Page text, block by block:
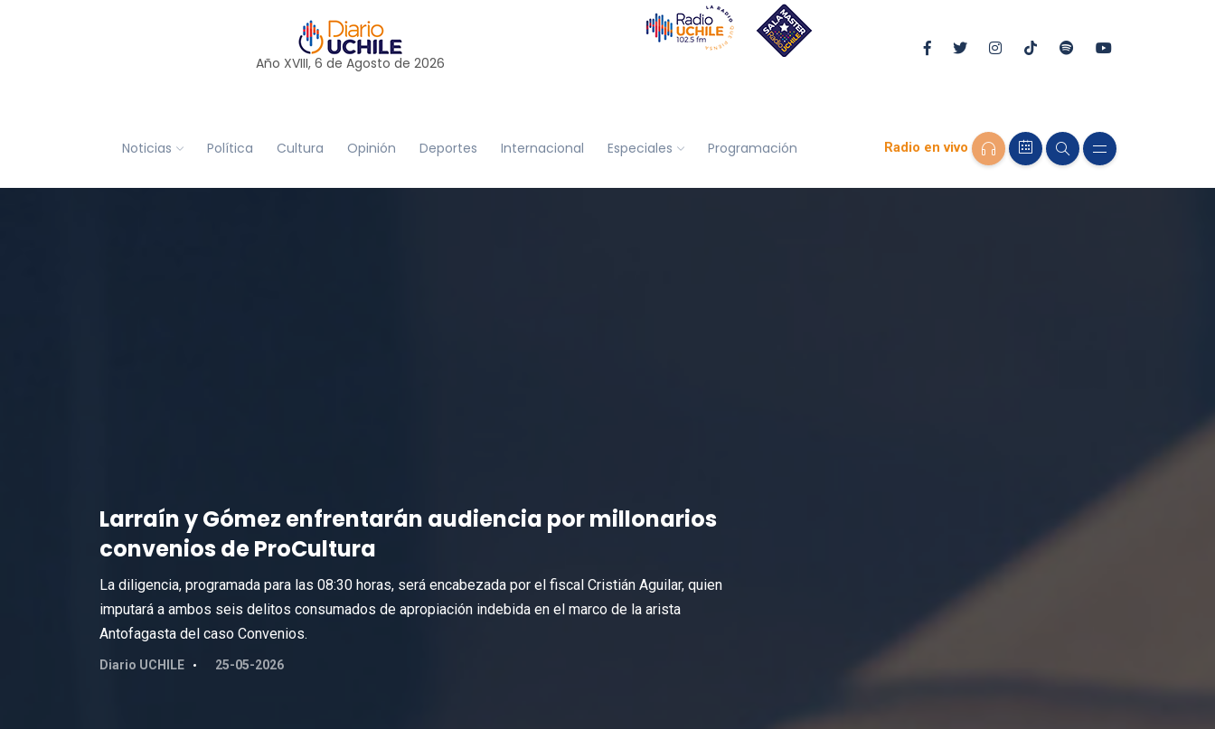
Año XVIII, 6 de Agosto de 2026
Noticias Política Cultura Opinión Deportes Internacional Especiales Programación Radio en vivo
Larraín y Gómez enfrentarán audiencia por millonarios
convenios de ProCultura
La diligencia, programada para las 08:30 horas, será encabezada por el fiscal Cristián Aguilar, quien
imputará a ambos seis delitos consumados de apropiación indebida en el marco de la arista
Antofagasta del caso Convenios.
Diario UCHILE 25-05-2026